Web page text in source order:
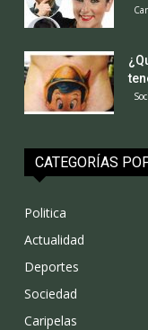
CATEGORÍAS
Politica
Actualidad
Deportes
Sociedad
Caripelas